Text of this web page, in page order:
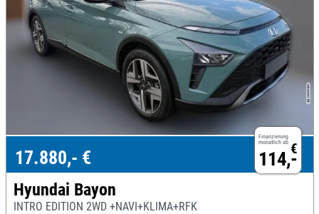
Finanzierung
monatlich ab €
114,-
17.880,- €
Hyundai Bayon
INTRO EDITION 2WD +NAVI+KLIMA+RFK